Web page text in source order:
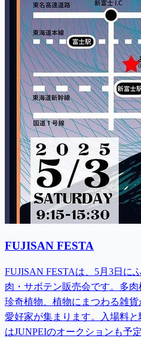
FUJISAN FESTA
FUJISAN FESTAは、5月3日に
肉・サボテン販売会です。多肉
珍奇植物、植物にまつわる雑
愛好家が集まります。入場料
はJUNPEIのオークションも予